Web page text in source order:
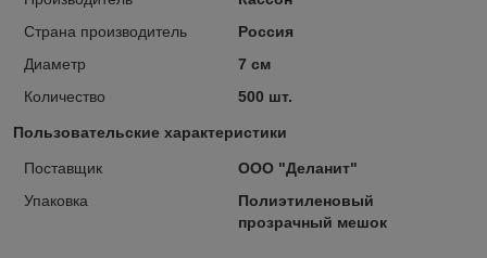
Страна производитель
Россия
Диаметр
7 см
Количество
500 шт.
Пользовательские характеристики
Поставщик
ООО "Деланит"
Упаковка
Полиэтиленовый
прозрачный мешок